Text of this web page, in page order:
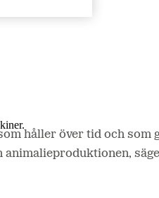
håller över tid och som